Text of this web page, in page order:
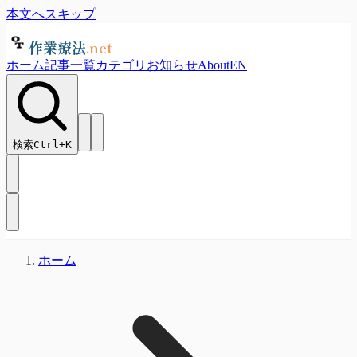
本文へスキップ
作業療法.net
ホーム記事一覧カテゴリ お知らせAboutEN
検索Ctrl+K
ホーム